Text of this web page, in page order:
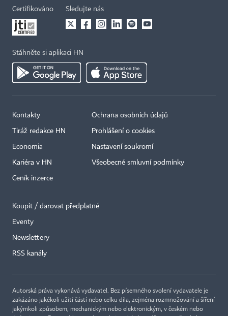
Certifikováno Sledujte nás
Stáhněte si aplikaci HN
Kontakty
Tiráž redakce HN
Economia
Kariéra v HN
Ceník inzerce
Ochrana osobních údajů
Prohlášení o cookies
Nastavení soukromí
Všeobecné smluvní podmínky
Koupit / darovat předplatné
Eventy
Newslettery
RSS kanály
Autorská práva vykonává vydavatel. Bez písemného svolení vydavatele je
zakázáno jakékoli užití částí nebo celku díla, zejména rozmnožování a šíření
jakýmkoli způsobem, mechanickým nebo elektronickým, v českém nebo